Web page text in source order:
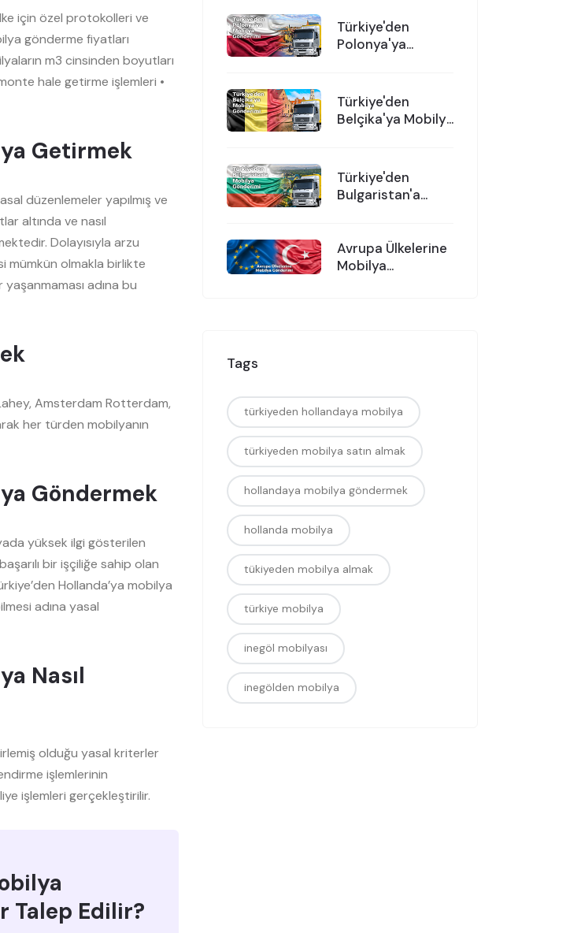
için özel protokolleri ve
gönderme fiyatları
m3 cinsinden boyutları
hale getirme işlemleri •
Getirmek
düzenlemeler yapılmış ve
altında ve nasıl
Dolayısıyla arzu
mümkün olmakla birlikte
adına bu
Amsterdam Rotterdam,
her türden mobilyanın
Göndermek
yüksek ilgi gösterilen
bir işçiliğe sahip olan
Hollanda’ya mobilya
adına yasal
Nasıl
olduğu yasal kriterler
işlemlerinin
işlemleri gerçekleştirilir.
Talep Edilir?
Türkiye'den
Polonya'ya
Türkiye'den
Belçika'ya Mobilya
Türkiye'den
Bulgaristan'a
Avrupa Ülkelerine
Mobilya
Tags
türkiyeden hollandaya mobilya
türkiyeden mobilya satın almak
hollandaya mobilya göndermek
hollanda mobilya
tükiyeden mobilya almak
türkiye mobilya
inegöl mobilyası
inegölden mobilya